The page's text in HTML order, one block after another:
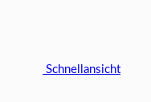
Schnellansicht